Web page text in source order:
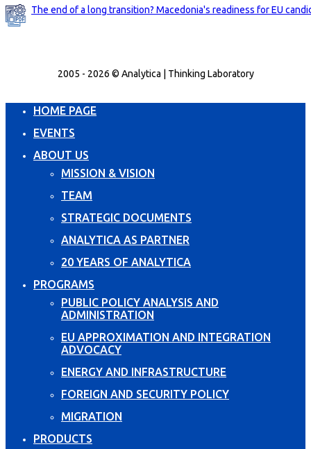
The end of a long transition? Macedonia's readiness for EU
2005 - 2026 © Analytica | Thinking Laboratory
HOME PAGE
EVENTS
ABOUT US
MISSION & VISION
TEAM
STRATEGIC DOCUMENTS
ANALYTICA AS PARTNER
20 YEARS OF ANALYTICA
PROGRAMS
PUBLIC POLICY ANALYSIS AND
ADMINISTRATION
EU APPROXIMATION AND INTEGRATION
ADVOCACY
ENERGY AND INFRASTRUCTURE
FOREIGN AND SECURITY POLICY
MIGRATION
PRODUCTS